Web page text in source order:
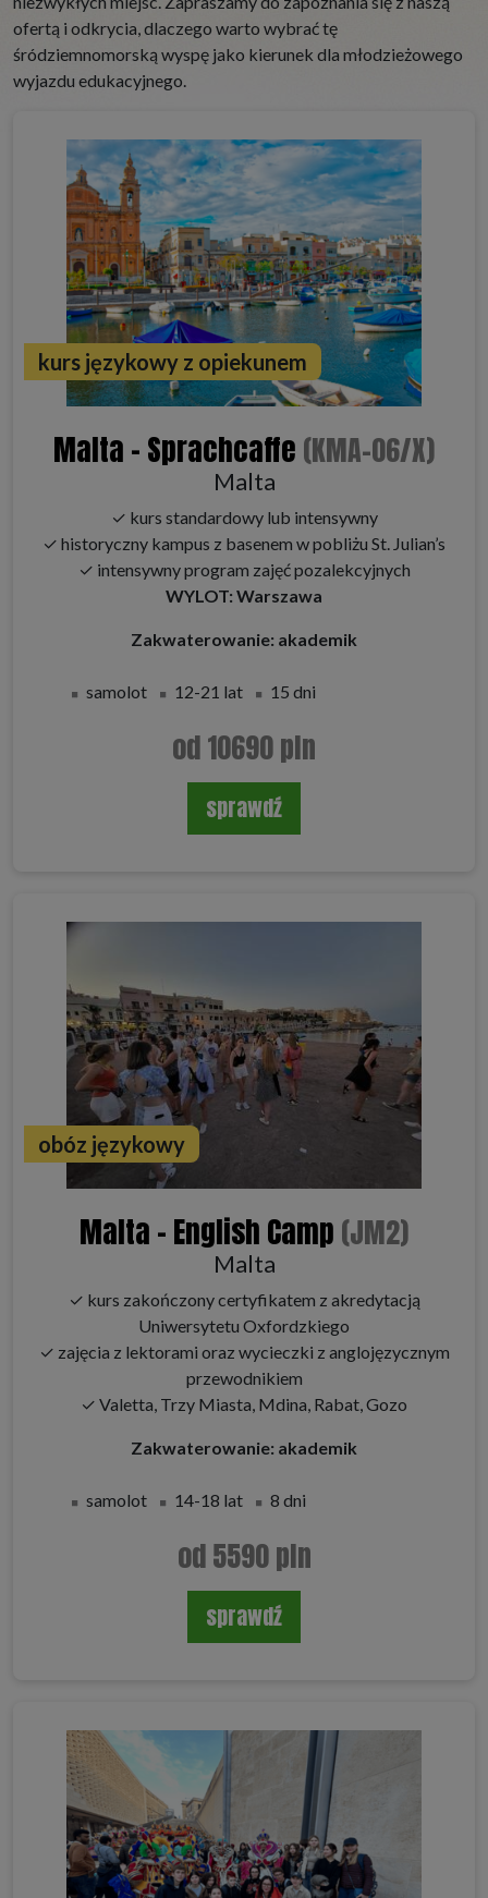
ofertą i odkrycia, dlaczego warto wybrać tę
śródziemnomorską wyspę jako kierunek dla młodzieżowego
wyjazdu edukacyjnego.
kurs językowy z opiekunem
Malta - Sprachcaffe (KMA-06/X)
Malta
✓ kurs standardowy lub intensywny
✓ historyczny kampus z basenem w pobliżu St. Julian’s
✓ intensywny program zajęć pozalekcyjnych
WYLOT: Warszawa
Zakwaterowanie: akademik
samolot 12-21 lat 15 dni
od 10690 pln
sprawdź
obóz językowy
Malta - English Camp (JM2)
Malta
✓ kurs zakończony certyfikatem z akredytacją
Uniwersytetu Oxfordzkiego
✓ zajęcia z lektorami oraz wycieczki z anglojęzycznym
przewodnikiem
✓ Valetta, Trzy Miasta, Mdina, Rabat, Gozo
Zakwaterowanie: akademik
samolot 14-18 lat 8 dni
od 5590 pln
sprawdź